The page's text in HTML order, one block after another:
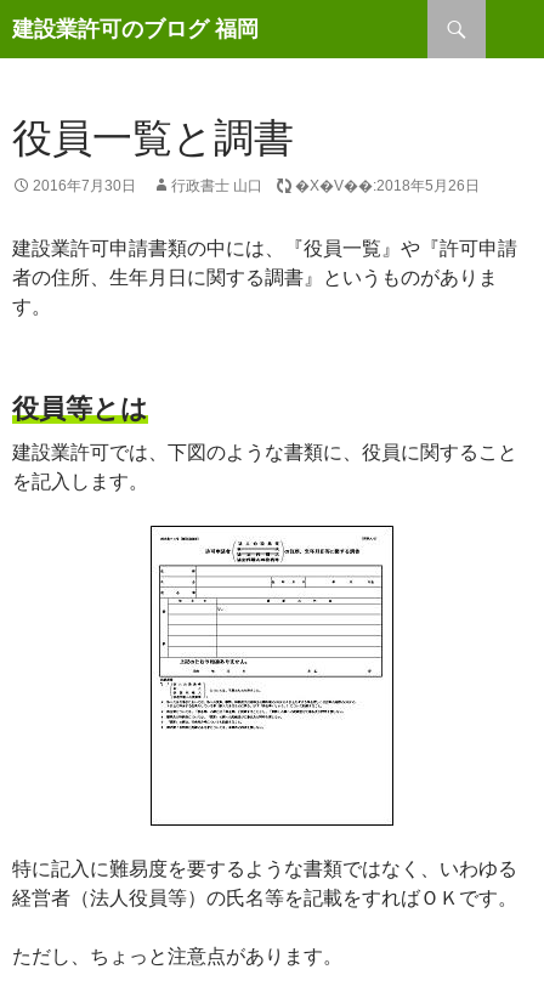
建設業許可のブログ 福岡
索
ン
ツ
へ
ッ
プ
役員一覧と調書
2016年7月30日 行政書士 山口 �X�V��:2018年5月26日
建設業許可申請書類の中には、『役員一覧』や『許可申請
者の住所、生年月日に関する調書』というものがありま
す。
役員等とは
建設業許可では、下図のような書類に、役員に関すること
を記入します。
特に記入に難易度を要するような書類ではなく、いわゆる
経営者（法人役員等）の氏名等を記載をすればＯＫです。
ただし、ちょっと注意点があります。